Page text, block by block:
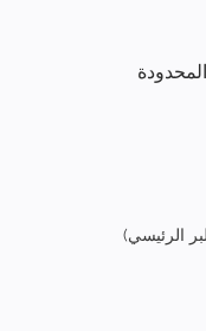
الرئيسي)